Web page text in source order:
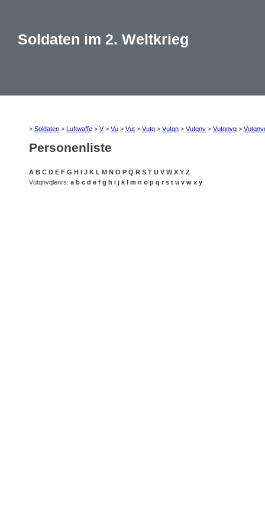
Soldaten im 2. Weltkrieg
> Soldaten > Luftwaffe > V> Vu > Vut > Vutq > Vutqn > Vutqnv > Vutqnvq >
Personenliste
A B C D E F G H I J K L M N O P Q R S T U V W X Y Z
Vutqnvqlenrs: a b c d e f g h i j k l m n o p q r s t u v w x y